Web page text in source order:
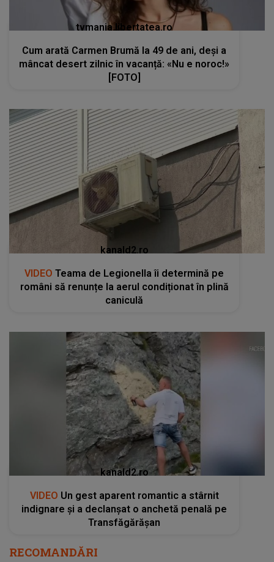
tvmania.libertatea.ro
Cum arată Carmen Brumă la 49 de ani, deși a
mâncat desert zilnic în vacanță: «Nu e noroc!»
[FOTO]
kanald2.ro
VIDEO Teama de Legionella îi determină pe
români să renunțe la aerul condiționat în plină
caniculă
kanald2.ro
VIDEO Un gest aparent romantic a stârnit
indignare și a declanșat o anchetă penală pe
Transfăgărășan
RECOMANDĂRI